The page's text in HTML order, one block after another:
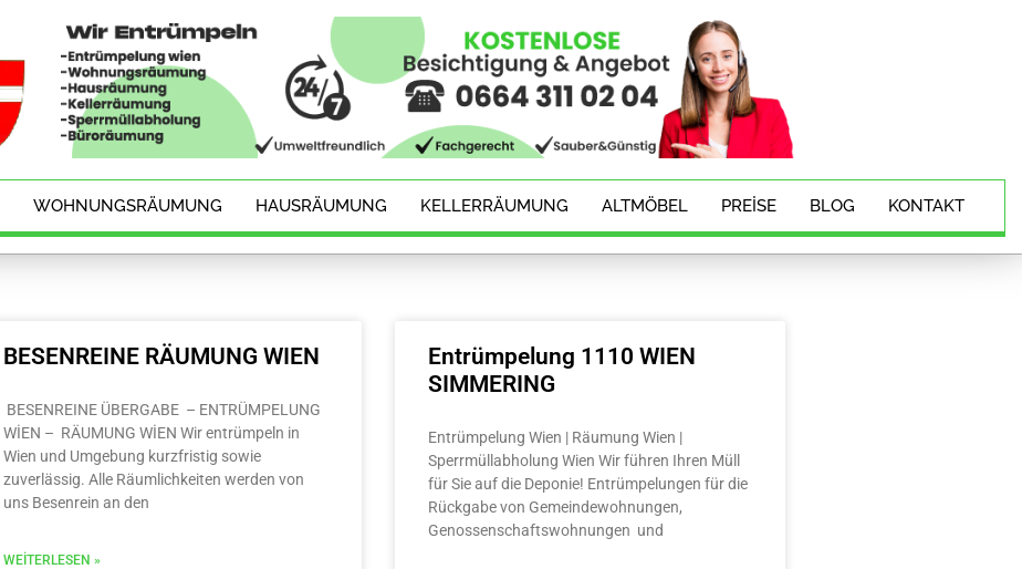
WOHNUNGSRÄUMUNG HAUSRÄUMUNG KELLERRÄUMUNG ALTMÖBEL PREISE BLOG KONTAKT
BESENREINE RÄUMUNG WIEN
BESENREINE ÜBERGABE – ENTRÜMPELUNG
WİEN – RÄUMUNG WİEN Wir entrümpeln in
Wien und Umgebung kurzfristig sowie
zuverlässig. Alle Räumlichkeiten werden von
uns Besenrein an den
WEITERLESEN »
Entrümpelung 1110 WIEN
SIMMERING
Entrümpelung Wien | Räumung Wien |
Sperrmüllabholung Wien Wir führen Ihren Müll
für Sie auf die Deponie! Entrümpelungen für die
Rückgabe von Gemeindewohnungen,
Genossenschaftswohnungen und